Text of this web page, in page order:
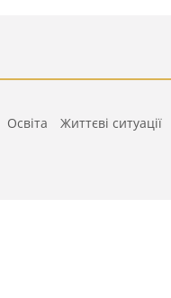
Освіта Життєві ситуації